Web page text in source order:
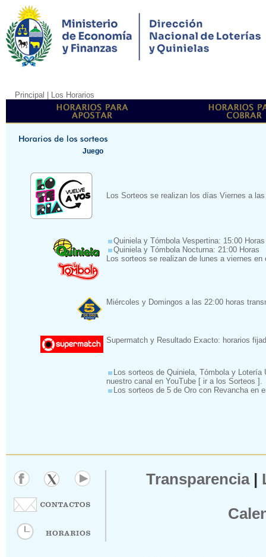
Principal | Los Horarios
Juego
Los Sorteos se realizan los días Viernes a
Quiniela y Tómbola Vespertina: 15:00 Horas
Quiniela y Tómbola Nocturna: 21:00 Horas
Los sorteos se realizan de lunes a viernes
Miércoles y Domingos a las 22:00 horas
Supermatch y Resultado Exacto: horarios
Los sorteos de Quiniela, Tómbola y
nuestro canal en YouTube [ ir a los Sorteos ].
Los sorteos de 5 de Oro con Revancha en
Transparencia|